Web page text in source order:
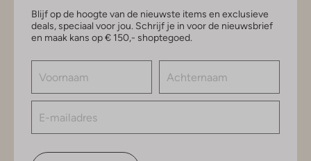
Blijf op de hoogte van de nieuwste items en exclusieve
deals, speciaal voor jou. Schrijf je in voor de nieuwsbrief
en maak kans op € 150,- shoptegoed.